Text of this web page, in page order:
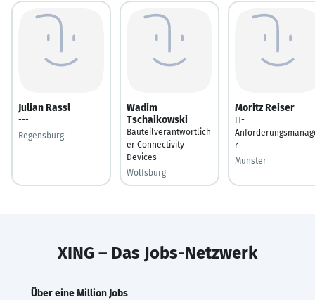
Julian Rassl
---
Regensburg
Wadim
Tschaikowski
Bauteilverantwortlich
er Connectivity
Devices
Wolfsburg
Moritz Reiser
IT-
r
Münster
XING – Das Jobs-Netzwerk
Über eine Million Jobs